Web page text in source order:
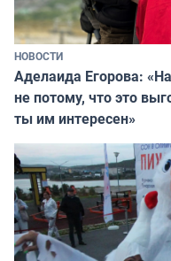
НОВОСТИ
Аделаида Егорова:
не потому, что это
ты им интересен»